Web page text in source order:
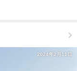
2024年2月11日